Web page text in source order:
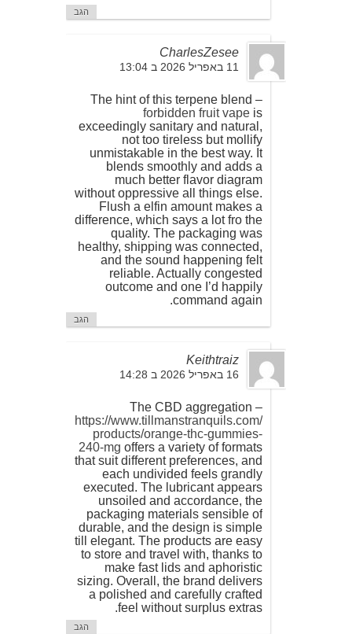
הגב
CharlesZesee
11 באפריל 2026 ב 13:04
The hint of this terpene blend –
forbidden fruit vape is
exceedingly sanitary and natural,
not too tireless but mollify
unmistakable in the best way. It
blends smoothly and adds a
much better flavor diagram
without oppressive all things else.
Flush a elfin amount makes a
difference, which says a lot fro the
quality. The packaging was
healthy, shipping was connected,
and the sound happening felt
reliable. Actually congested
outcome and one I’d happily
command again.
הגב
Keithtraiz
16 באפריל 2026 ב 14:28
The CBD aggregation –
https://www.tillmanstranquils.com/
products/orange-thc-gummies-
240-mg offers a variety of formats
that suit different preferences, and
each undivided feels grandly
executed. The lubricant appears
unsoiled and accordance, the
packaging materials sensible of
durable, and the design is simple
till elegant. The products are easy
to store and travel with, thanks to
make fast lids and aphoristic
sizing. Overall, the brand delivers
a polished and carefully crafted
feel without surplus extras.
הגב